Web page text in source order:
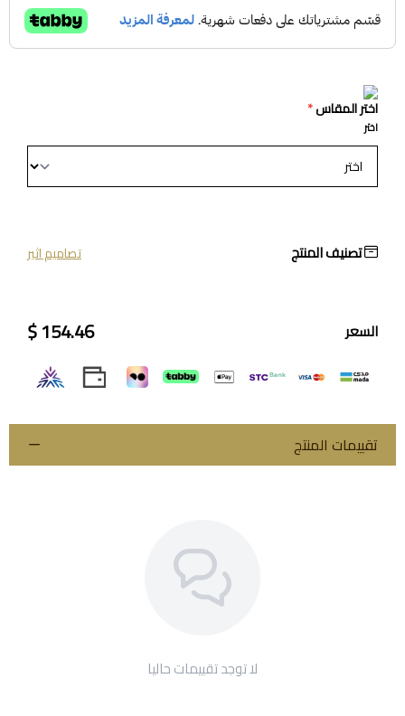
اختر المقاس*
اختر
تصنيف المنتج تصاميم اثير
السعر 154.46 $
تقييمات المنتج
لا توجد تقييمات حاليا